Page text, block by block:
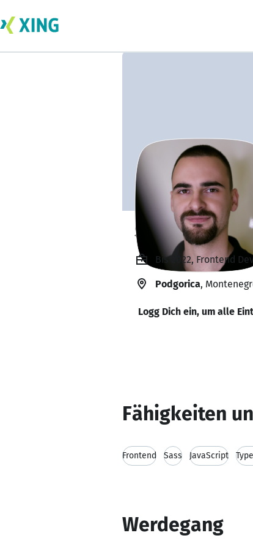
Stefan
Bis 2022, Frontend
Podgorica,
Logg Dich ein, um alle
Fähigkeiten
Frontend Sass JavaScript
Werdegang